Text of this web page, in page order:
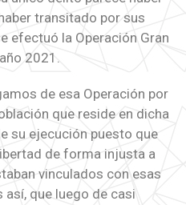
transitado por sus
efectuó la Operación Gran
2021.
de esa Operación por
que reside en dicha
su ejecución puesto que
de forma injusta a
vinculados con esas
que luego de casi